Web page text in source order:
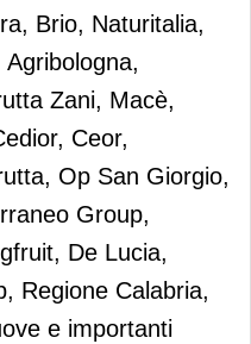
Brio, Naturitalia,
Zani, Macè,
Ceor,
Op San Giorgio,
Group,
De Lucia,
Regione Calabria,
e importanti